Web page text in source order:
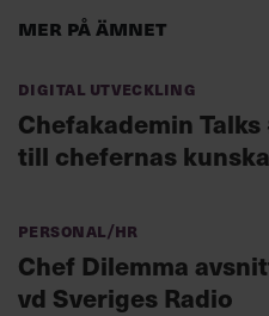
Mer på ämnet
Digital utveckling
Chefakademin
till chefernas
Personal/HR
Chef Dilemma
vd Sveriges Radio